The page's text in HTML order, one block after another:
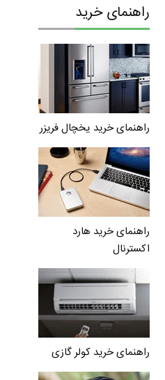
راهنمای خرید
راهنمای خرید یخچال فریزر
راهنمای خرید هارد
اکسترنال
راهنمای خرید کولر گازی